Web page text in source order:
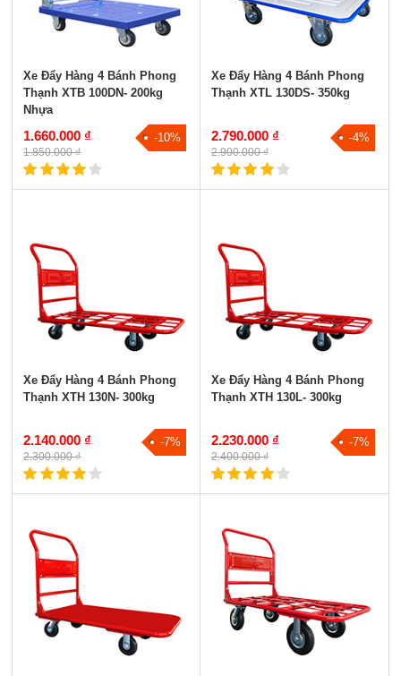
Xe Đẩy Hàng 4 Bánh Phong
Thạnh XTB 100DN- 200kg
Nhựa
1.660.000 ₫
1.850.000 ₫
-10%
Xe Đẩy Hàng 4 Bánh Phong
Thạnh XTL 130DS- 350kg
2.790.000 ₫
2.900.000 ₫
-4%
Xe Đẩy Hàng 4 Bánh Phong
Thạnh XTH 130N- 300kg
2.140.000 ₫
2.300.000 ₫
-7%
Xe Đẩy Hàng 4 Bánh Phong
Thạnh XTH 130L- 300kg
2.230.000 ₫
2.400.000 ₫
-7%